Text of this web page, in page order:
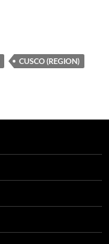
CUSCO (REGION)